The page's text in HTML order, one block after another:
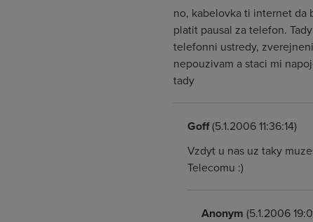
no, kabelovka ti internet da
platit pausal za telefon.
telefonni ustredy,
nepouzivam a staci mi
tady
Goff(5.1.2006 11:36:14)
Vzdyt u nas uz taky
Telecomu :)
Anonym (5.1.2006